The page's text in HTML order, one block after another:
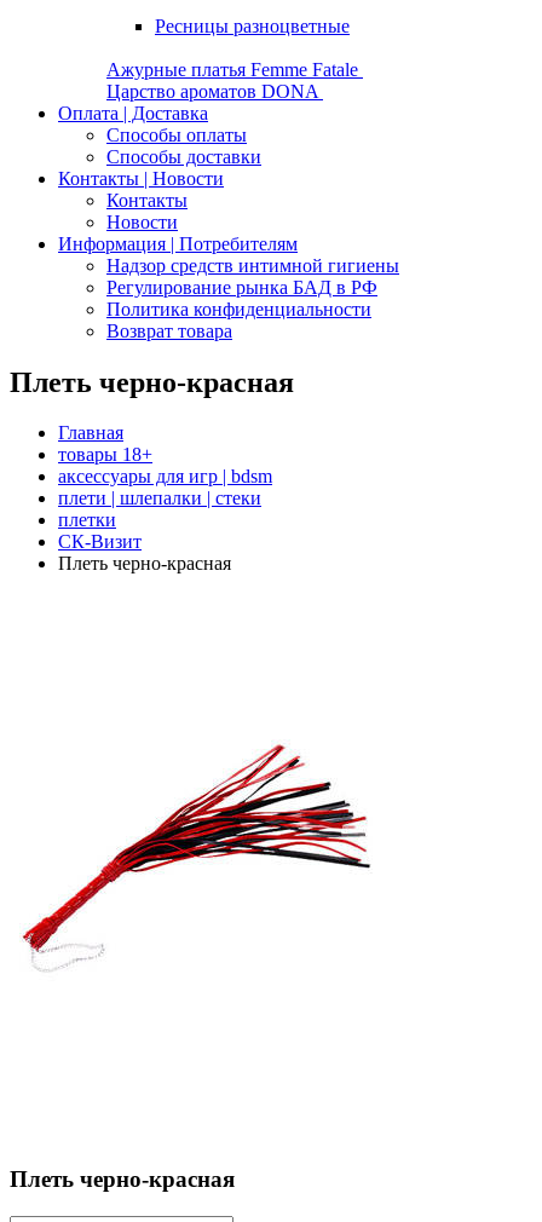
Ресницы разноцветные
Ажурные платья Femme Fatale
Царство ароматов DONA
Оплата | Доставка
Способы оплаты
Способы доставки
Контакты | Новости
Контакты
Новости
Информация | Потребителям
Надзор средств интимной гигиены
Регулирование рынка БАД в РФ
Политика конфиденциальности
Возврат товара
Плеть черно-красная
Главная
товары 18+
аксессуары для игр | bdsm
плети | шлепалки | стеки
плетки
СК-Визит
Плеть черно-красная
Плеть черно-красная